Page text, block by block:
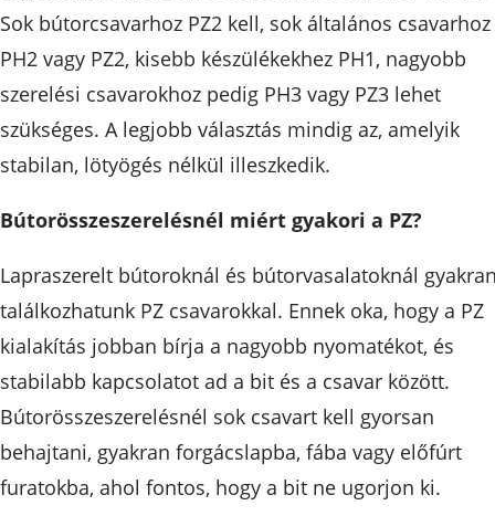
Sok bútorcsavarhoz PZ2 kell, sok általános csavarhoz
PH2 vagy PZ2, kisebb készülékekhez PH1, nagyobb
szerelési csavarokhoz pedig PH3 vagy PZ3 lehet
szükséges. A legjobb választás mindig az, amelyik
stabilan, lötyögés nélkül illeszkedik.
Bútorösszeszerelésnél miért gyakori a PZ?
Lapraszerelt bútoroknál és bútorvasalatoknál
találkozhatunk PZ csavarokkal. Ennek oka, hogy a PZ
kialakítás jobban bírja a nagyobb nyomatékot, és
stabilabb kapcsolatot ad a bit és a csavar között.
Bútorösszeszerelésnél sok csavart kell gyorsan
behajtani, gyakran forgácslapba, fába vagy előfúrt
furatokba, ahol fontos, hogy a bit ne ugorjon ki.